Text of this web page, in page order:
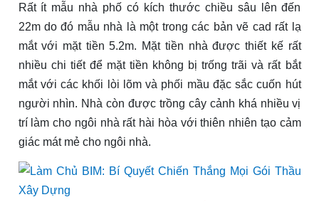
Rất ít mẫu nhà phố có kích thước chiều sâu lên đến
22m do đó mẫu nhà là một trong các bản vẽ cad rất lạ
mắt với mặt tiền 5.2m. Mặt tiền nhà được thiết kế rất
nhiều chi tiết để mặt tiền không bị trống trãi và rất bắt
mắt với các khối lòi lõm và phối mầu đặc sắc cuốn hút
người nhìn. Nhà còn được trồng cây cảnh khá nhiều vị
trí làm cho ngôi nhà rất hài hòa với thiên nhiên tạo cảm
giác mát mẻ cho ngôi nhà.